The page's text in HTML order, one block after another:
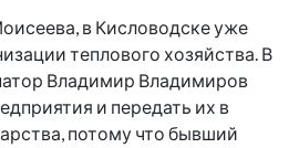
в Кисловодске уже
теплового хозяйства. В
Владимир Владимиров
и передать их в
потому что бывший